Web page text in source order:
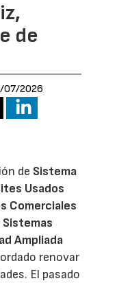
de
07/2026
de Sistema
Usados
Comerciales
Sistemas
Ampliada
renovar
El pasado